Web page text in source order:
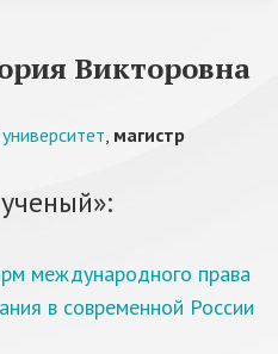
Викторовна
, магистр
международного права
в современной России